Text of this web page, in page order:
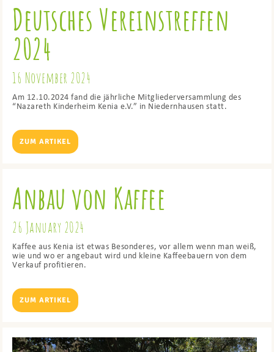
Deutsches Vereinstreffen
2024
16 November 2024
Am 12.10.2024 fand die jährliche Mitgliederversammlung des
“Nazareth Kinderheim Kenia e.V.” in Niedernhausen statt.
ZUM ARTIKEL
Anbau von Kaffee
26 January 2024
Kaffee aus Kenia ist etwas Besonderes, vor allem wenn man weiß,
wie und wo er angebaut wird und kleine Kaffeebauern von dem
Verkauf profitieren.
ZUM ARTIKEL